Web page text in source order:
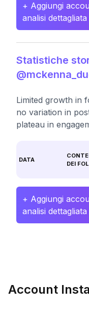
+ Aggiungi
analisi
Statistiche
Limited growth in
no variation in
plateau in
DATA
DEI
+ Aggiungi
analisi
Account